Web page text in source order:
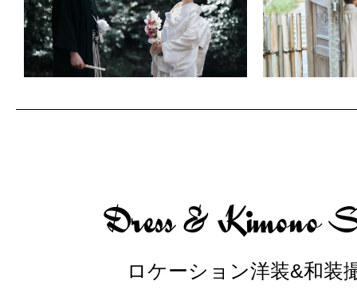
Dress & Kimono
ロケーション洋装&和装